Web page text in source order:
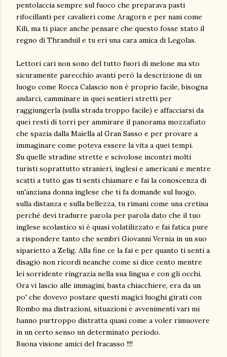
pentolaccia sempre sul fuoco che preparava pasti
rifocillanti per cavalieri come Aragorn e per nani come
Kili, ma ti piace anche pensare che questo fosse stato il
regno di Thranduil e tu eri una cara amica di Legolas.
Lettori cari non sono del tutto fuori di melone ma sto
sicuramente parecchio avanti però la descrizione di un
luogo come Rocca Calascio non è proprio facile, bisogna
andarci, camminare in quei sentieri stretti per
raggiungerla (sulla strada troppo facile) e affacciarsi da
quei resti di torri per ammirare il panorama mozzafiato
che spazia dalla Maiella al Gran Sasso e per provare a
immaginare come poteva essere la vita a quei tempi.
Su quelle stradine strette e scivolose incontri molti
turisti soprattutto stranieri, inglesi e americani e mentre
scatti a tutto gas ti senti chiamare e fai la conoscenza di
un'anziana donna inglese che ti fa domande sul luogo,
sulla distanza e sulla bellezza, tu rimani come una cretina
perché devi tradurre parola per parola dato che il tuo
inglese scolastico si è quasi volatilizzato e fai fatica pure
a rispondere tanto che sembri Giovanni Vernia in un suo
siparietto a Zelig. Alla fine ce la fai e per quanto ti senti a
disagio non ricordi neanche come si dice cento mentre
lei sorridente ringrazia nella sua lingua e con gli occhi.
Ora vi lascio alle immagini, basta chiacchiere, era da un
po' che dovevo postare questi magici luoghi girati con
Rombo ma distrazioni, situazioni e avvenimenti vari mi
hanno purtroppo distratta quasi come a voler rimuovere
in un certo senso un determinato periodo.
Buona visione amici del fracasso !!!!